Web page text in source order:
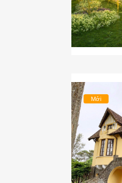
Mới